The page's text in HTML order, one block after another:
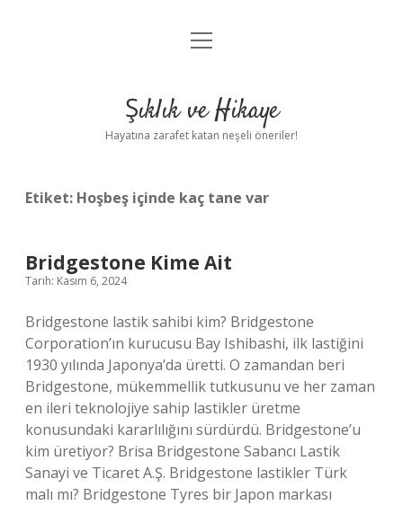
Anasayfa
Yasal Uyarı
menüyü
Şıklık ve Hikaye
Hayatına zarafet katan neşeli öneriler!
Etiket: Hoşbeş içinde kaç tane var
Bridgestone Kime Ait
Tarih: Kasım 6, 2024
Bridgestone lastik sahibi kim? Bridgestone
Corporation’ın kurucusu Bay Ishibashi, ilk lastiğini
1930 yılında Japonya’da üretti. O zamandan beri
Bridgestone, mükemmellik tutkusunu ve her zaman
en ileri teknolojiye sahip lastikler üretme
konusundaki kararlılığını sürdürdü. Bridgestone’u
kim üretiyor? Brisa Bridgestone Sabancı Lastik
Sanayi ve Ticaret A.Ş. Bridgestone lastikler Türk
malı mı? Bridgestone Tyres bir Japon markası